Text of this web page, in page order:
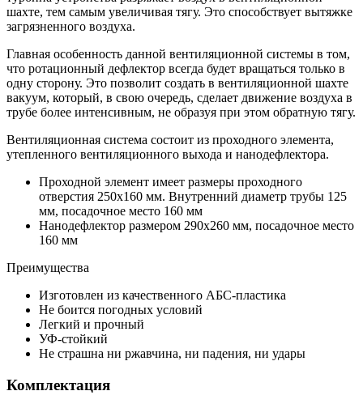
шахте, тем самым увеличивая тягу. Это способствует вытяжке
загрязненного воздуха.
Главная особенность данной вентиляционной системы в том,
что ротационный дефлектор всегда будет вращаться только в
одну сторону. Это позволит создать в вентиляционной шахте
вакуум, который, в свою очередь, сделает движение воздуха в
трубе более интенсивным, не образуя при этом обратную тягу.
Вентиляционная система состоит из проходного элемента,
утепленного вентиляционного выхода и нанодефлектора.
Проходной элемент имеет размеры проходного
отверстия 250х160 мм. Внутренний диаметр трубы 125
мм, посадочное место 160 мм
Нанодефлектор размером 290х260 мм, посадочное место
160 мм
Преимущества
Изготовлен из качественного АБС-пластика
Не боится погодных условий
Легкий и прочный
УФ-стойкий
Не страшна ни ржавчина, ни падения, ни удары
Комплектация